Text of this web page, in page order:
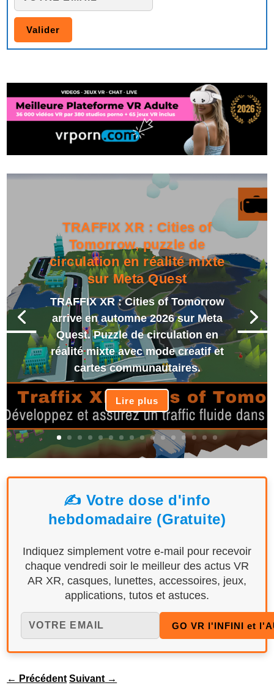
TRAFFIX XR : Cities of
Tomorrow, puzzle de
circulation en réalité mixte
sur Meta Quest
TRAFFIX XR : Cities of Tomorrow
arrive en automne 2026 sur Meta
Quest. Puzzle de circulation en
réalité mixte avec mode creatif et
cartes communautaires.
Lire plus
✍️ Votre dose d'info
hebdomadaire (Gratuite)
Indiquez simplement votre e-mail pour recevoir
chaque vendredi soir le meilleur des actus VR
AR XR, casques, lunettes, accessoires, jeux,
applications, tutos et astuces.
← Précédent Suivant →